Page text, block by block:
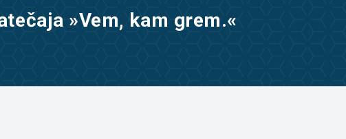
»Vem, kam grem.«